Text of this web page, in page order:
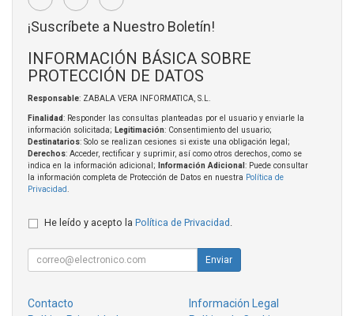
¡Suscríbete a Nuestro Boletín!
INFORMACIÓN BÁSICA SOBRE
PROTECCIÓN DE DATOS
Responsable: ZABALA VERA INFORMATICA, S.L.
Finalidad: Responder las consultas planteadas por el usuario y enviarle la
información solicitada; Legitimación: Consentimiento del usuario;
Destinatarios: Solo se realizan cesiones si existe una obligación legal;
Derechos: Acceder, rectificar y suprimir, así como otros derechos, como se
indica en la información adicional;
Información Adicional : Puede consultar
la información completa de Protección de Datos en nuestra Política de
Privacidad
He leído y acepto la Política de Privacidad
Enviar
Contacto
Información Legal